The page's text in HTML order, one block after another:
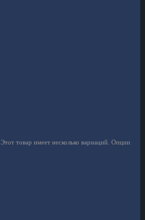
Этот товар имеет несколько вариаций. Опции